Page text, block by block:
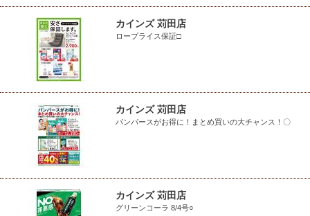
カインズ 苅田店
ロープライス保証□
カインズ 苅田店
パンパースがお得に！まとめ買いの大チャンス！〇
カインズ 苅田店
グリーンコーラ 8/4号○